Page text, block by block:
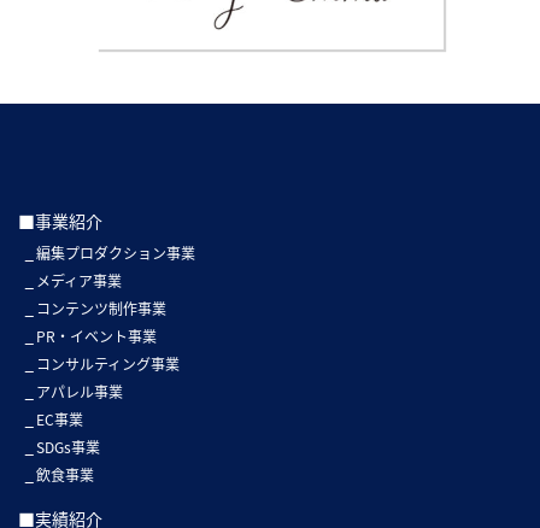
■事業紹介
編集プロダクション事業
メディア事業
コンテンツ制作事業
PR・イベント事業
コンサルティング事業
アパレル事業
EC事業
SDGs事業
飲食事業
■実績紹介